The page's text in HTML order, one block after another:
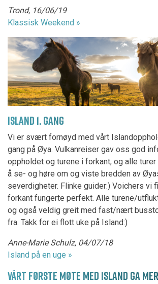
Trond, 16/06/19
Klassisk Weekend »
ISLAND 1. GANG
Vi er svært fornøyd med vårt
gang på Øya. Vulkanreiser gav oss god
oppholdet og turene i forkant, og alle
å se- og høre om og viste bredden av
severdigheter. Flinke guider:) Voichers vi
forkant fungerte perfekt. Alle turene/
og også veldig greit med fast/nært
fra. Takk for ei flott uke på Island:)
Anne-Marie Schulz, 04/07/18
Island på en uge »
VÅRT FØRSTE MØTE MED ISLAND GA